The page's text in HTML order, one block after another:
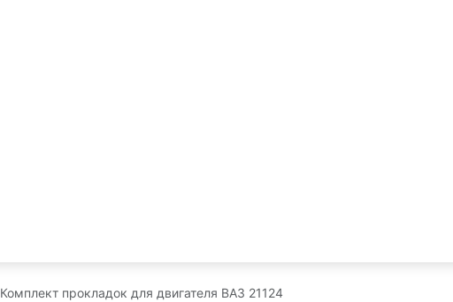
Комплект прокладок для двигателя ВАЗ 21124